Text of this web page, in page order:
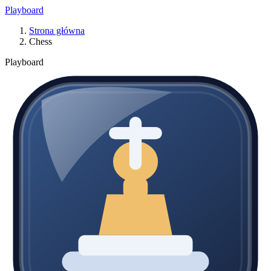
Playboard
Strona główna
Chess
Playboard